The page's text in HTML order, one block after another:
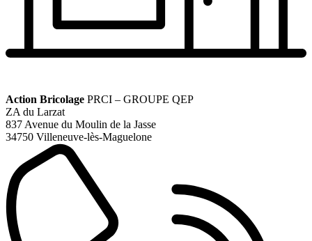
Action Bricolage PRCI – GROUPE QEP
ZA du Larzat
837 Avenue du Moulin de la Jasse
34750 Villeneuve-lès-Maguelone